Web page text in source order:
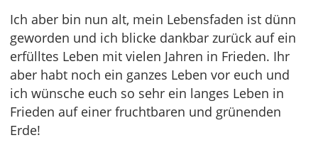
Ich aber bin nun alt, mein Lebensfaden ist dünn
geworden und ich blicke dankbar zurück auf ein
erfülltes Leben mit vielen Jahren in Frieden. Ihr
aber habt noch ein ganzes Leben vor euch und
ich wünsche euch so sehr ein langes Leben in
Frieden auf einer fruchtbaren und grünenden
Erde!